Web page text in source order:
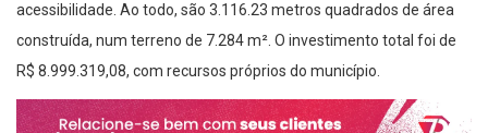
acessibilidade. Ao todo, são 3.116.23 metros quadrados de área
construída, num terreno de 7.284 m². O investimento total foi de
R$ 8.999.319,08, com recursos próprios do município.